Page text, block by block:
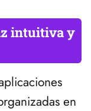
intuitiva y
en